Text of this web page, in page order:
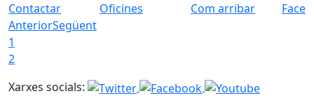
Contactar Oficines Com arribar
AnteriorSegüent
1
2
Xarxes socials: